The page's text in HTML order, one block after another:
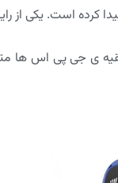
کرده است. یکی
بقیه ی جی پی اس